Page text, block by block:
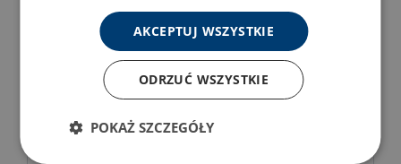
AKCEPTUJ WSZYSTKIE
ODRZUĆ WSZYSTKIE
POKAŻ SZCZEGÓŁY